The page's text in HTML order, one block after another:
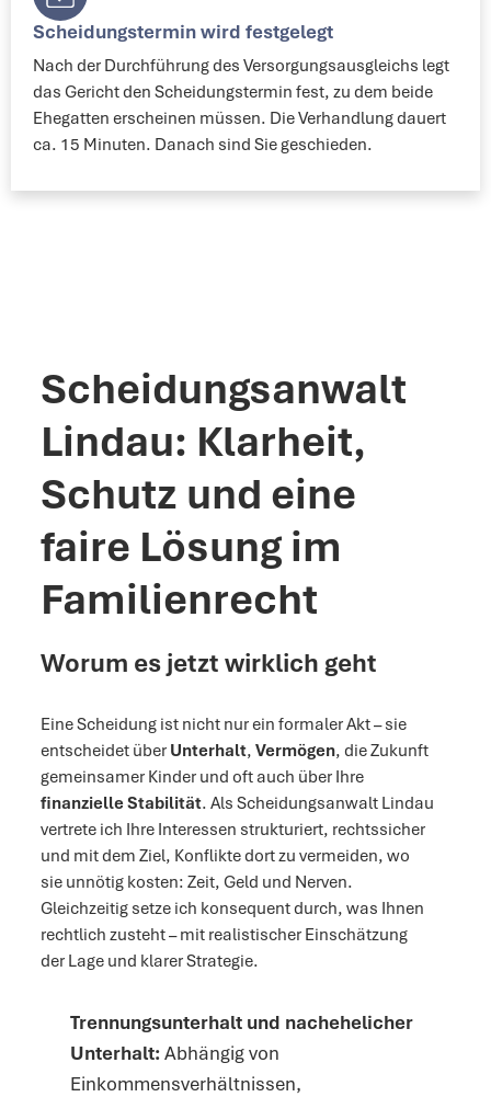
Scheidungstermin wird festgelegt​
Nach der Durchführung des Versorgungsausgleichs legt
das Gericht den Scheidungstermin fest, zu dem beide
Ehegatten erscheinen müssen. Die Verhandlung dauert
ca. 15 Minuten. Danach sind Sie geschieden.
Scheidungsanwalt
Lindau: Klarheit,
Schutz und eine
faire Lösung im
Familienrecht
Worum es jetzt wirklich geht
Eine Scheidung ist nicht nur ein formaler Akt – sie
entscheidet über Unterhalt, Vermögen, die Zukunft
gemeinsamer Kinder und oft auch über Ihre
finanzielle Stabilität. Als Scheidungsanwalt Lindau
vertrete ich Ihre Interessen strukturiert, rechtssicher
und mit dem Ziel, Konflikte dort zu vermeiden, wo
sie unnötig kosten: Zeit, Geld und Nerven.
Gleichzeitig setze ich konsequent durch, was Ihnen
rechtlich zusteht – mit realistischer Einschätzung
der Lage und klarer Strategie.
Trennungsunterhalt und nachehelicher
Unterhalt:Abhängig von
Einkommensverhältnissen,